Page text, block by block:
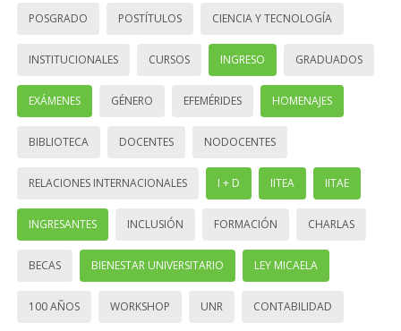
POSGRADO POSTÍTULOS CIENCIA Y TECNOLOGÍA
INSTITUCIONALES CURSOS INGRESO GRADUADOS
EXÁMENES GÉNERO EFEMÉRIDES HOMENAJES
BIBLIOTECA DOCENTES NODOCENTES
RELACIONES INTERNACIONALES I + D IITEA IITAE
INGRESANTES INCLUSIÓN FORMACIÓN CHARLAS
BECAS BIENESTAR UNIVERSITARIO LEY MICAELA
100 AÑOS WORKSHOP UNR CONTABILIDAD